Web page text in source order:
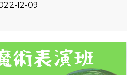
12-09